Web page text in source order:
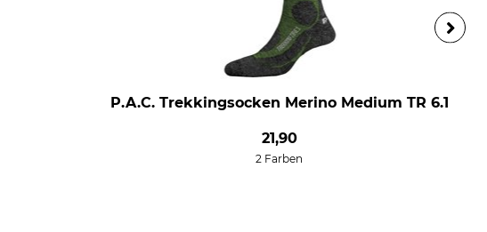
P.A.C. Trekkingsocken Merino Medium TR 6.1
21,90
2 Farben